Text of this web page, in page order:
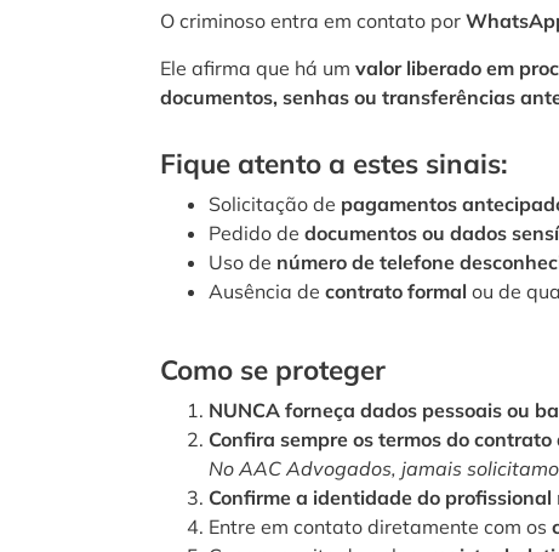
O criminoso entra em contato por
Ele afirma que há um valor liberado em
documentos, senhas ou transferências
Fique atento a estes sinais:
Solicitação de pagamentos
Pedido de documentos ou dados
Uso de número de telefone
Ausência de contrato formal ou de
Como se proteger
NUNCA forneça dados pessoais ou
Confira sempre os termos do
No AAC Advogados, jamais
Confirme a identidade do profissional
Entre em contato diretamente com os